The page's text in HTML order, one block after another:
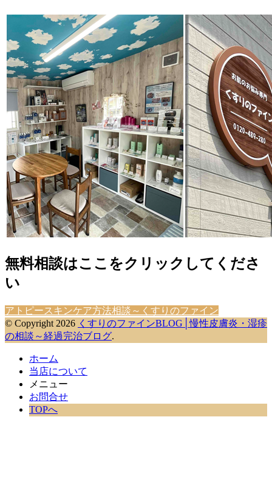
無料相談はここをクリックしてくださ
い
アトピースキンケア方法相談～くすりのファイン
© Copyright 2026 くすりのファインBLOG│慢性皮膚炎・湿疹
の相談～経過完治ブログ.
ホーム
当店について
メニュー
お問合せ
TOPへ